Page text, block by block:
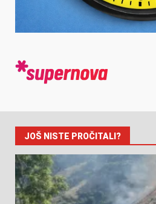
JOŠ NISTE PROČITALI?